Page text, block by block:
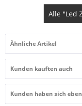
Alle "Led
Ähnliche Artikel
Kunden kauften auch
Kunden haben sich